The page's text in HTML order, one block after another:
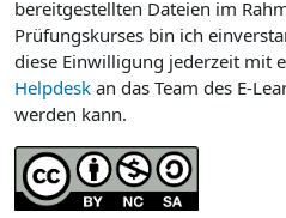
bereitgestellten Dateien im
Prüfungskurses bin ich
diese Einwilligung jederzeit mit
Helpdesk an das Team des E-
werden kann.